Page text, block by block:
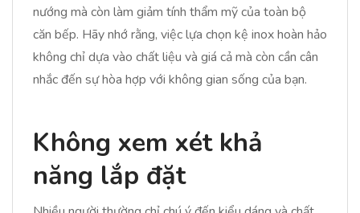
nướng mà còn làm giảm tính thẩm mỹ của toàn bộ
căn bếp. Hãy nhớ rằng, việc lựa chọn kệ inox hoàn hảo
không chỉ dựa vào chất liệu và giá cả mà còn cần cân
nhắc đến sự hòa hợp với không gian sống của bạn.
Không xem xét khả
năng lắp đặt